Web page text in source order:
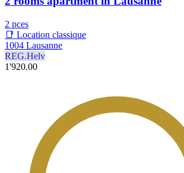
2 pces
📑 Location classique
1004 Lausanne
REG.Helv
1'920.00